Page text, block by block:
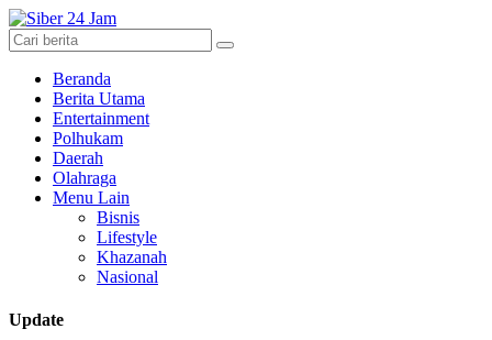
Beranda
Berita Utama
Entertainment
Polhukam
Daerah
Olahraga
Menu Lain
Bisnis
Lifestyle
Khazanah
Nasional
Update